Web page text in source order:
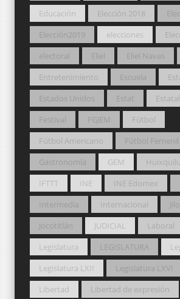
Educación
Elección 2018
Elección2019
elecciones
electoral
Eliel Eliel Navas
Entretenimiento
Escuela
Estados Unidos
Estat Estatal
Festival
FGJEM
Fútbol
Fútbol Americano
Fútbol Femenil
Gastronomía
GEM
IFTTT
INE INE Edomex
Intermedia
Internacional
Jocotitlán
JUDICIAL Laboral
Legislatura
LEGISLATURA
Legislatura LXII
Legislatura LXVI
Libertad
Libertad de expresión